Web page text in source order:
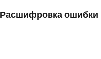
Расшифровка ошибки